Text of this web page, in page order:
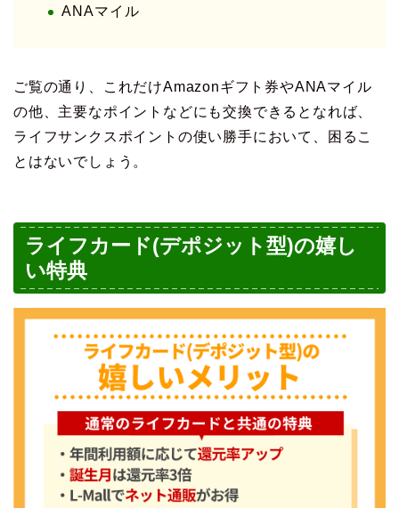
ANAマイル
ご覧の通り、これだけAmazonギフト券やANAマイル
の他、主要なポイントなどにも交換できるとなれば、
ライフサンクスポイントの使い勝手において、困るこ
とはないでしょう。
ライフカード(デポジット型)の嬉し
い特典